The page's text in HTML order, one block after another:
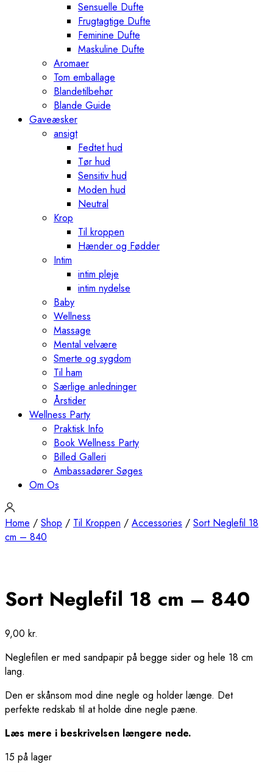
Sensuelle Dufte
Frugtagtige Dufte
Feminine Dufte
Maskuline Dufte
Aromaer
Tom emballage
Blandetilbehør
Blande Guide
Gaveæsker
ansigt
Fedtet hud
Tør hud
Sensitiv hud
Moden hud
Neutral
Krop
Til kroppen
Hænder og Fødder
Intim
intim pleje
intim nydelse
Baby
Wellness
Massage
Mental velvære
Smerte og sygdom
Til ham
Særlige anledninger
Årstider
Wellness Party
Praktisk Info
Book Wellness Party
Billed Galleri
Ambassadører Søges
Om Os
Home / Shop / Til Kroppen / Accessories / Sort Neglefil 18
cm – 840
Sort Neglefil 18 cm – 840
9,00 kr.
Neglefilen er med sandpapir på begge sider og hele 18 cm
lang.
Den er skånsom mod dine negle og holder længe. Det
perfekte redskab til at holde dine negle pæne.
Læs mere i beskrivelsen længere nede.
15 på lager